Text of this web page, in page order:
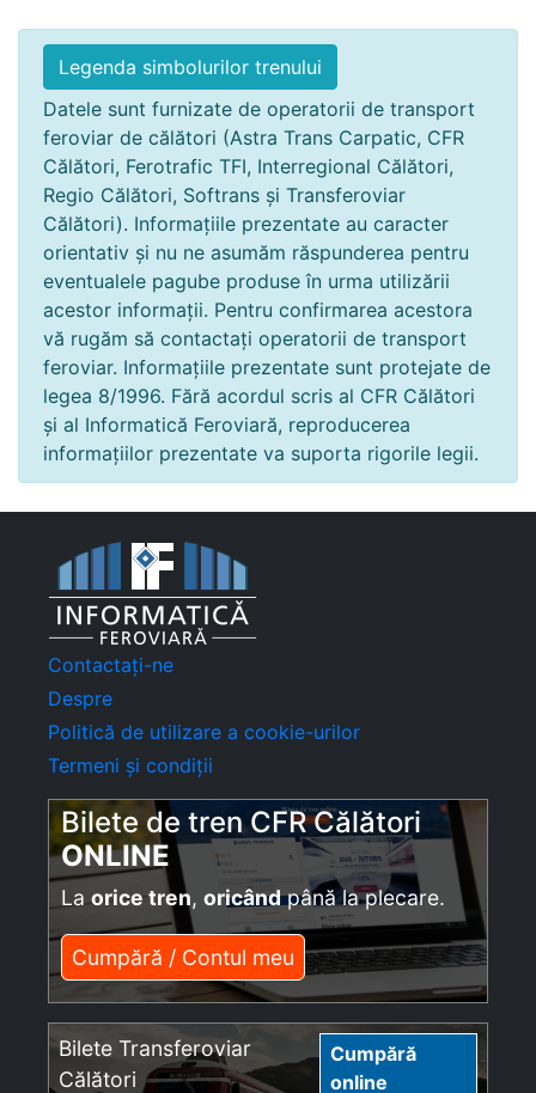
Legenda simbolurilor trenului
Datele sunt furnizate de operatorii de transport
feroviar de călători (Astra Trans Carpatic, CFR
Călători, Ferotrafic TFI, Interregional Călători,
Regio Călători, Softrans și Transferoviar
Călători). Informațiile prezentate au caracter
orientativ și nu ne asumăm răspunderea pentru
eventualele pagube produse în urma utilizării
acestor informații. Pentru confirmarea acestora
vă rugăm să contactați operatorii de transport
feroviar. Informațiile prezentate sunt protejate de
legea 8/1996. Fără acordul scris al CFR Călători
și al Informatică Feroviară, reproducerea
informațiilor prezentate va suporta rigorile legii.
Contactați-ne
Despre
Politică de utilizare a cookie-urilor
Termeni și condiții
Bilete de tren CFR Călători
ONLINE
La orice tren, oricândpână la plecare.
Cumpără / Contul meu
Bilete Transferoviar
Călători
Cumpără
online